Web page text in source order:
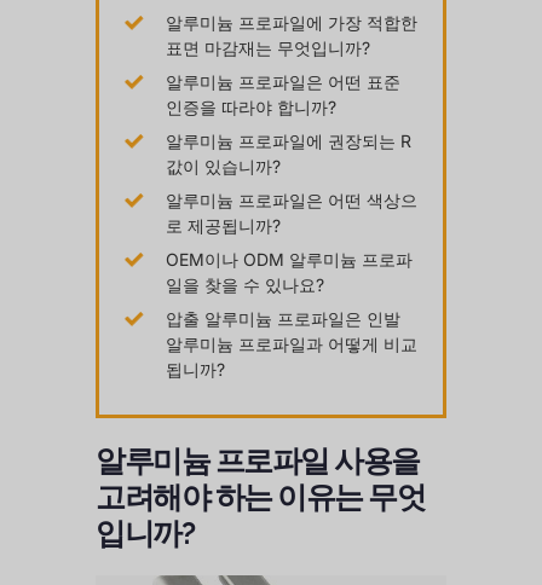
알루미늄 프로파일에 가장 적합한
표면 마감재는 무엇입니까?
알루미늄 프로파일은 어떤 표준
인증을 따라야 합니까?
알루미늄 프로파일에 권장되는 R
값이 있습니까?
알루미늄 프로파일은 어떤 색상으
로 제공됩니까?
OEM이나 ODM 알루미늄 프로파
일을 찾을 수 있나요?
압출 알루미늄 프로파일은 인발
알루미늄 프로파일과 어떻게 비교
됩니까?
알루미늄 프로파일 사용을
고려해야 하는 이유는 무엇
입니까?